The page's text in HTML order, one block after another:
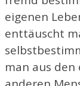
eigenen
enttäuscht
man aus den